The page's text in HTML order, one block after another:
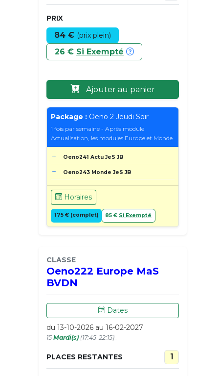
PRIX
84 € (prix plein)
26 € Si Exempté
Ajouter au panier
Package : Oeno 2 Jeudi Soir
1 fois par semaine - Après module
Actualisation, les modules Europe et Monde
Oeno241 Actu JeS JB
Oeno243 Monde JeS JB
Horaires
175 € (complet) 85 € Si Exempté
CLASSE
Oeno222 Europe MaS
BVDN
Dates
du 13-10-2026 au 16-02-2027
15 Mardi(s) (17:45-22:15)_
PLACES RESTANTES 1